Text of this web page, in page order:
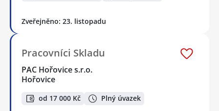
Zveřejněno: 23. listopadu
Pracovníci Skladu
PAC Hořovice s.r.o.
Hořovice
od 17 000 Kč Plný úvazek